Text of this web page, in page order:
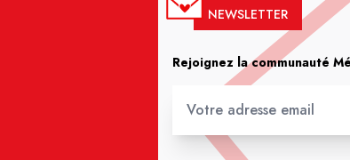
NEWSLETTER
Rejoignez la communauté